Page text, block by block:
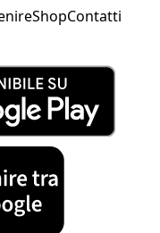
ShopContatti